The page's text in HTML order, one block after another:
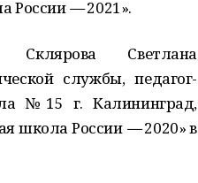
России—2021».
Светлана
службы, педагог-
№15 г. Калининград,
школа России —2020» в